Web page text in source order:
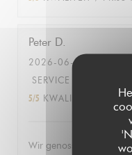
Peter D
2026-06-27
SERVICE
5/5 KWALITEIT / PRIJS:
Wir genossen die